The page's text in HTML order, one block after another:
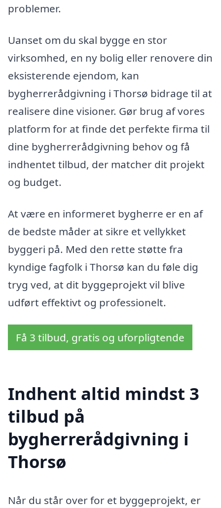
problemer.
Uanset om du skal bygge en stor
virksomhed, en ny bolig eller renovere din
eksisterende ejendom, kan
bygherrerådgivning i Thorsø bidrage til at
realisere dine visioner. Gør brug af vores
platform for at finde det perfekte firma til
dine bygherrerådgivning behov og få
indhentet tilbud, der matcher dit projekt
og budget.
At være en informeret bygherre er en af
de bedste måder at sikre et vellykket
byggeri på. Med den rette støtte fra
kyndige fagfolk i Thorsø kan du føle dig
tryg ved, at dit byggeprojekt vil blive
udført effektivt og professionelt.
Få 3 tilbud, gratis og uforpligtende
Indhent altid mindst 3
tilbud på
bygherrerådgivning i
Thorsø
Når du står over for et byggeprojekt, er